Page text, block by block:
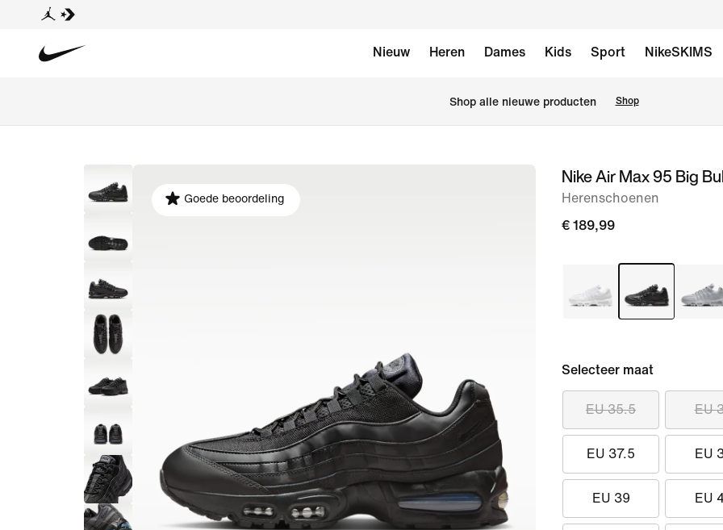
Nieuw Heren Dames Kids Sport NikeSKIMS
Shop alle nieuwe producten Shop
afbeelding
Goede beoordeling
Nike Air Max 95 Big
Herenschoenen
€ 189,99
Selecteer maat
EU 35.5 EU
EU 37.5 EU
EU 39 EU